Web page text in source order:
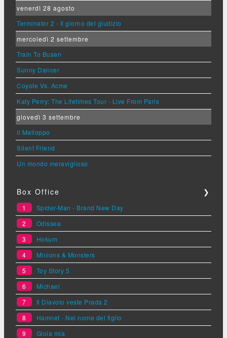
venerdì 28 agosto
Terminator 2 - Il giorno del giudizio
mercoledì 2 settembre
Train To Busan
Sunny Dancer
Coyote Vs. Acme
Katy Perry: The Lifetimes Tour - Live From Paris
giovedì 3 settembre
Il Malloppo
Silent Friend
Un mondo meraviglioso
Box Office ❯
1
Spider-Man - Brand New Day
2
Odissea
3
Hokum
4
Minions & Monsters
5
Toy Story 5
6
Michael
7
Il Diavolo veste Prada 2
8
Hamnet - Nel nome del figlio
9
Gioia mia